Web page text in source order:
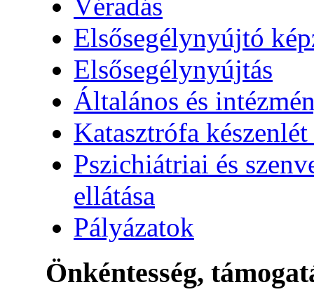
Elsősegélynyújtó
Elsősegélynyújtás
Általános és
Katasztrófa
Pszichiátriai és
ellátása
Pályázatok
Önkéntesség,